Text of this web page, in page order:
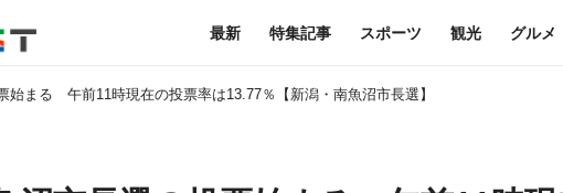
最新 特集記事 スポーツ 観光 グルメ
まる 午前11時現在の投票率は13.77％【新潟・南魚沼市長選】